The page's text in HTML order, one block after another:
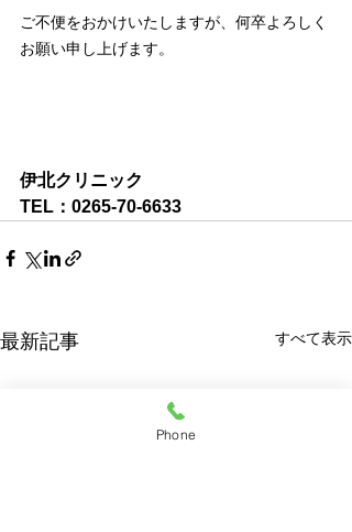
ご不便をおかけいたしますが、何卒よろしく
お願い申し上げます。
伊北クリニック
TEL：0265-70-6633
最新記事 すべて表示
Phone